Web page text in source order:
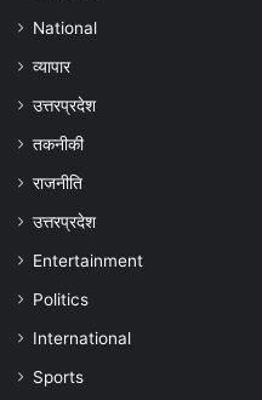
National
व्यापार
उत्तरप्रदेश
तकनीकी
राजनीति
उत्तरप्रदेश
Entertainment
Politics
International
Sports